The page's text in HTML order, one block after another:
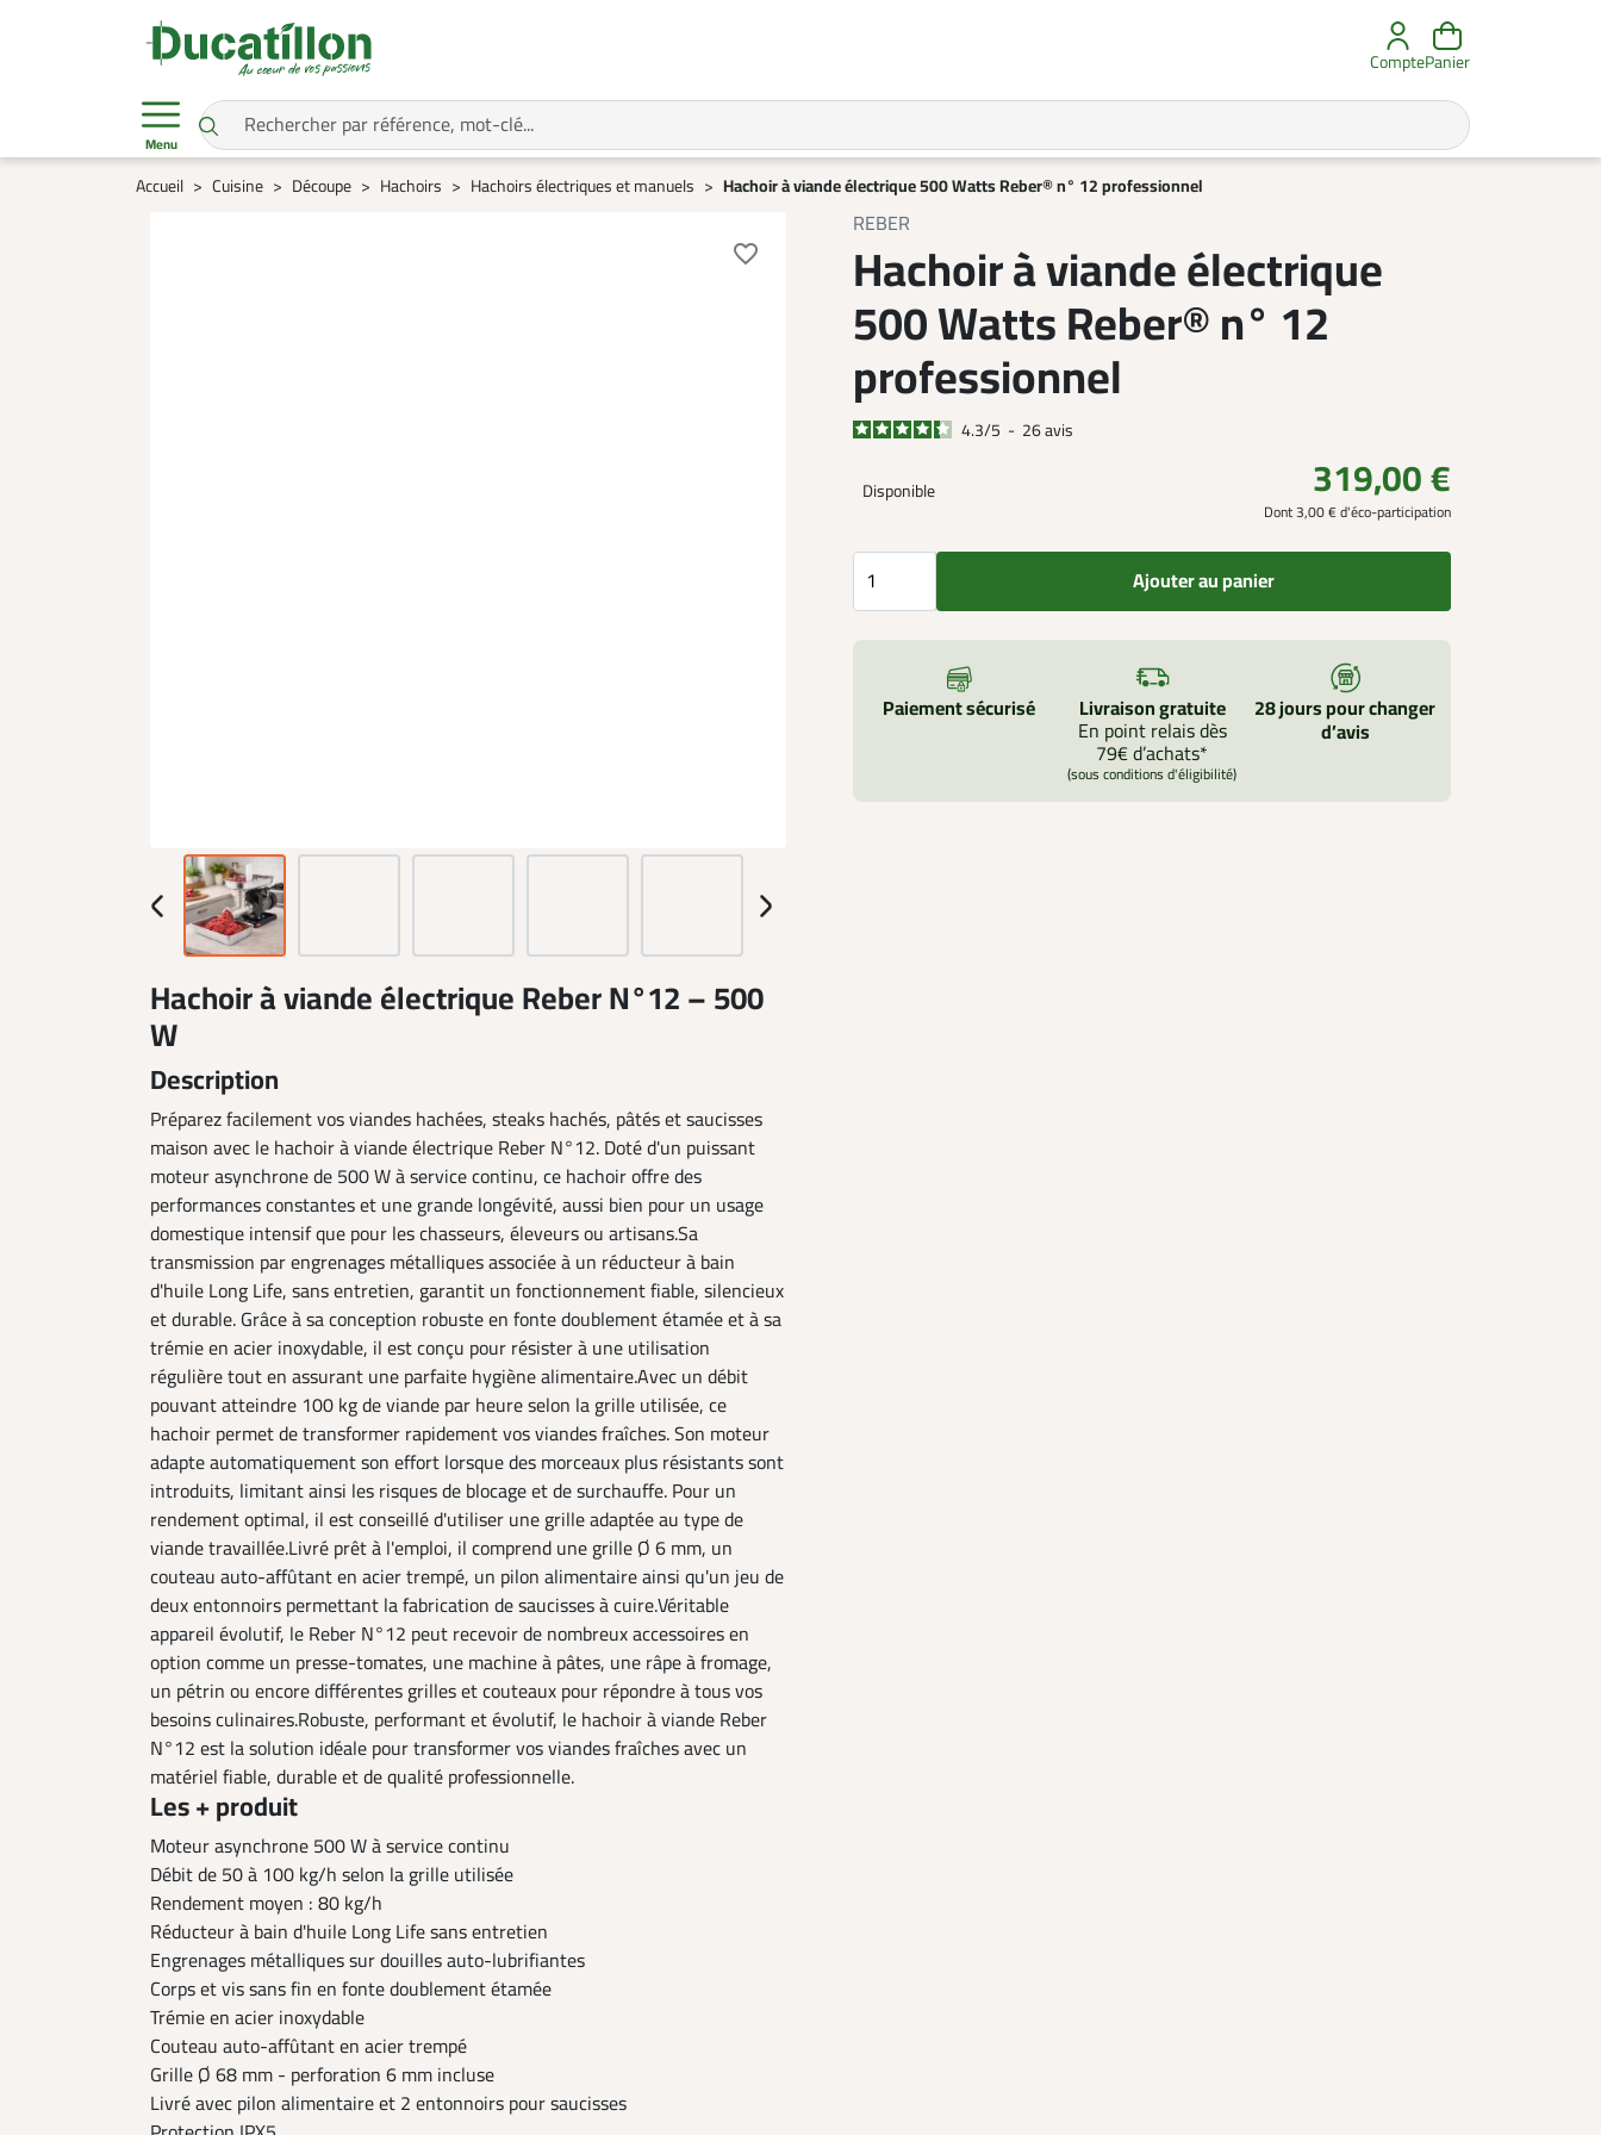
ComptePanier
Menu
Accueil Cuisine Découpe Hachoirs Hachoirs électriques et manuels Hachoir à viande électrique 500 Watts Reber® n° 12 professionnel
favorite_border
REBER
Hachoir à viande électrique
500 Watts Reber® n° 12
professionnel
4.3/5 - 26avis
Disponible 319,00 €
Dont 3,00 € d'éco-participation
Ajouter au panier
Paiement sécurisé Livraison gratuite
En point relais dès
79€ d’achats*
(sous conditions d'éligibilité)
28 jours pour changer
d’avis
Hachoir à viande électrique Reber N°12 – 500
W
Description
Préparez facilement vos viandes hachées, steaks hachés, pâtés et saucisses
maison avec le hachoir à viande électrique Reber N°12. Doté d'un puissant
moteur asynchrone de 500 W à service continu, ce hachoir offre des
performances constantes et une grande longévité, aussi bien pour un usage
domestique intensif que pour les chasseurs, éleveurs ou artisans.Sa
transmission par engrenages métalliques associée à un réducteur à bain
d'huile Long Life, sans entretien, garantit un fonctionnement fiable, silencieux
et durable. Grâce à sa conception robuste en fonte doublement étamée et à sa
trémie en acier inoxydable, il est conçu pour résister à une utilisation
régulière tout en assurant une parfaite hygiène alimentaire.Avec un débit
pouvant atteindre 100 kg de viande par heure selon la grille utilisée, ce
hachoir permet de transformer rapidement vos viandes fraîches. Son moteur
adapte automatiquement son effort lorsque des morceaux plus résistants sont
introduits, limitant ainsi les risques de blocage et de surchauffe. Pour un
rendement optimal, il est conseillé d'utiliser une grille adaptée au type de
viande travaillée.Livré prêt à l'emploi, il comprend une grille Ø 6 mm, un
couteau auto-affûtant en acier trempé, un pilon alimentaire ainsi qu'un jeu de
deux entonnoirs permettant la fabrication de saucisses à cuire.Véritable
appareil évolutif, le Reber N°12 peut recevoir de nombreux accessoires en
option comme un presse-tomates, une machine à pâtes, une râpe à fromage,
un pétrin ou encore différentes grilles et couteaux pour répondre à tous vos
besoins culinaires.Robuste, performant et évolutif, le hachoir à viande Reber
N°12 est la solution idéale pour transformer vos viandes fraîches avec un
matériel fiable, durable et de qualité professionnelle.
Les + produit
Moteur asynchrone 500 W à service continu
Débit de 50 à 100 kg/h selon la grille utilisée
Rendement moyen : 80 kg/h
Réducteur à bain d'huile Long Life sans entretien
Engrenages métalliques sur douilles auto-lubrifiantes
Corps et vis sans fin en fonte doublement étamée
Trémie en acier inoxydable
Couteau auto-affûtant en acier trempé
Grille Ø 68 mm - perforation 6 mm incluse
Livré avec pilon alimentaire et 2 entonnoirs pour saucisses